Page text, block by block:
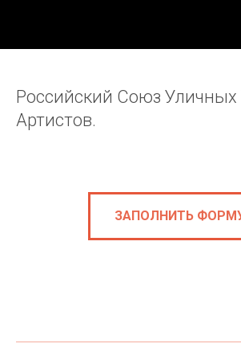
Российский Союз Уличных
Артистов.
ЗАПОЛНИТЬ